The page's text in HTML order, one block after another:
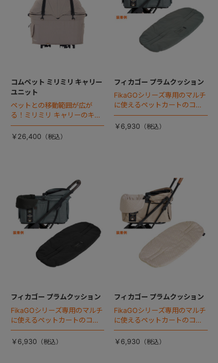
コムペット ミリミリ キャリー
ユニット
ペットとの移動範囲が広が
る！ミリミリ キャリーのキャ
リー部単品が登場！
￥26,400
フィカゴー プラムクッション
FikaGOシリーズ専用のマルチ
に使えるペットカートのコー
ナークッション登場。
￥6,930
フィカゴー プラムクッション
FikaGOシリーズ専用のマルチ
に使えるペットカートのコー
ナークッション登場。
￥6,930
フィカゴー プラムクッション
FikaGOシリーズ専用のマルチ
に使えるペットカートのコー
ナークッション登場。
￥6,930